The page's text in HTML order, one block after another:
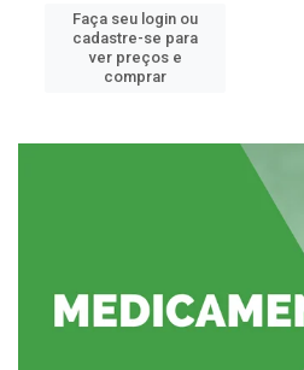
Faça seu login ou
cadastre-se para
ver preços e
comprar